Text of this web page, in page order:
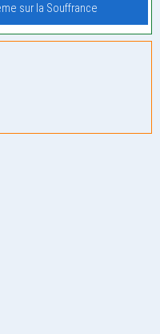
sur la Souffrance